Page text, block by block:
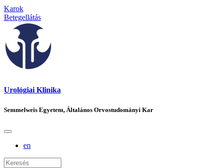
Karok
Betegellátás
Urológiai Klinika
Semmelweis Egyetem, Általános Orvostudományi Kar
en